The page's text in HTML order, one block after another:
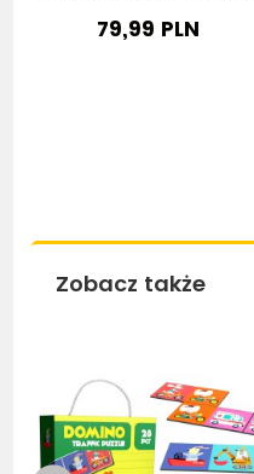
79,99 PLN
Zobacz także